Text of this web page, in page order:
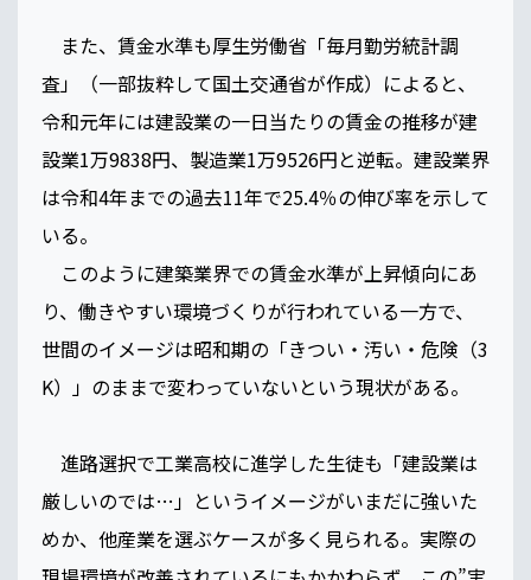
また、賃金水準も厚生労働省「毎月勤労統計調
査」（一部抜粋して国土交通省が作成）によると、
令和元年には建設業の一日当たりの賃金の推移が建
設業1万9838円、製造業1万9526円と逆転。建設業界
は令和4年までの過去11年で25.4％の伸び率を示して
いる。
このように建築業界での賃金水準が上昇傾向にあ
り、働きやすい環境づくりが行われている一方で、
世間のイメージは昭和期の「きつい・汚い・危険（3
K）」のままで変わっていないという現状がある。
進路選択で工業高校に進学した生徒も「建設業は
厳しいのでは…」というイメージがいまだに強いた
めか、他産業を選ぶケースが多く見られる。実際の